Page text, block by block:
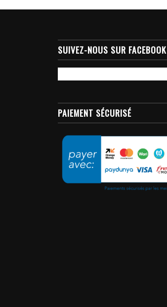
SUIVEZ-NOUS SUR FACEBOOK
PAIEMENT SÉCURISÉ